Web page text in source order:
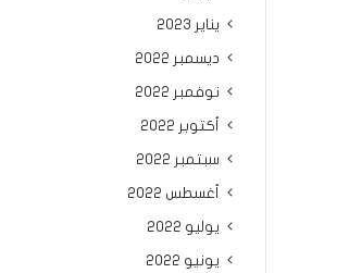
يناير 2023
ديسمبر 2022
نوفمبر 2022
أكتوبر 2022
سبتمبر 2022
أغسطس 2022
يوليو 2022
يونيو 2022